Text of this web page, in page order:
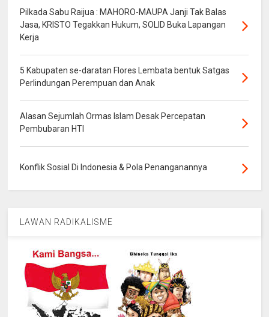
Pilkada Sabu Raijua : MAHORO-MAUPA Janji Tak Balas
Jasa, KRISTO Tegakkan Hukum, SOLID Buka Lapangan
Kerja
5 Kabupaten se-daratan Flores Lembata bentuk Satgas
Perlindungan Perempuan dan Anak
Alasan Sejumlah Ormas Islam Desak Percepatan
Pembubaran HTI
Konflik Sosial Di Indonesia & Pola Penanganannya
LAWAN RADIKALISME